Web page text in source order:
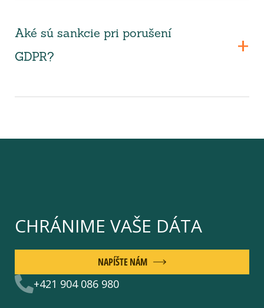
Aké sú sankcie pri porušení
GDPR?
CHRÁNIME VAŠE DÁTA
+421 904 086 980
NAPÍŠTE NÁM